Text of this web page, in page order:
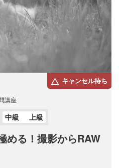
キャンセル待ち
講座
中級 上級
める！撮影からRAW